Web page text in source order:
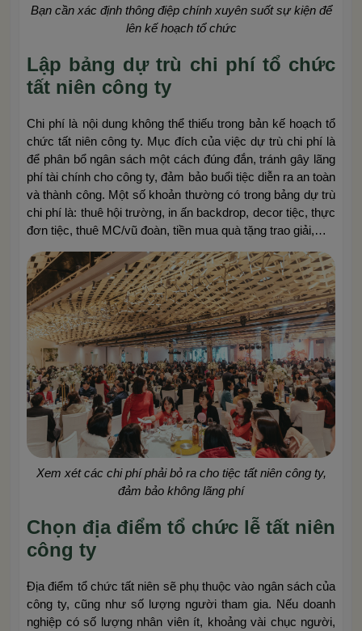
Bạn cần xác định thông điệp chính xuyên suốt sự kiện để
lên kế hoạch tổ chức
Lập bảng dự trù chi phí tổ chức
tất niên công ty
Chi phí là nội dung không thể thiếu trong bản kế hoạch tổ
chức tất niên công ty. Mục đích của việc dự trù chi phí là
để phân bổ ngân sách một cách đúng đắn, tránh gây lãng
phí tài chính cho công ty, đảm bảo buổi tiệc diễn ra an toàn
và thành công. Một số khoản thường có trong bảng dự trù
chi phí là: thuê hội trường, in ấn backdrop, decor tiệc, thực
đơn tiệc, thuê MC/vũ đoàn, tiền mua quà tặng trao giải,…
Xem xét các chi phí phải bỏ ra cho tiệc tất niên công ty,
đảm bảo không lãng phí
Chọn địa điểm tổ chức lễ tất niên
công ty
Địa điểm tổ chức tất niên sẽ phụ thuộc vào ngân sách của
công ty, cũng như số lượng người tham gia. Nếu doanh
nghiệp có số lượng nhân viên ít, khoảng vài chục người,